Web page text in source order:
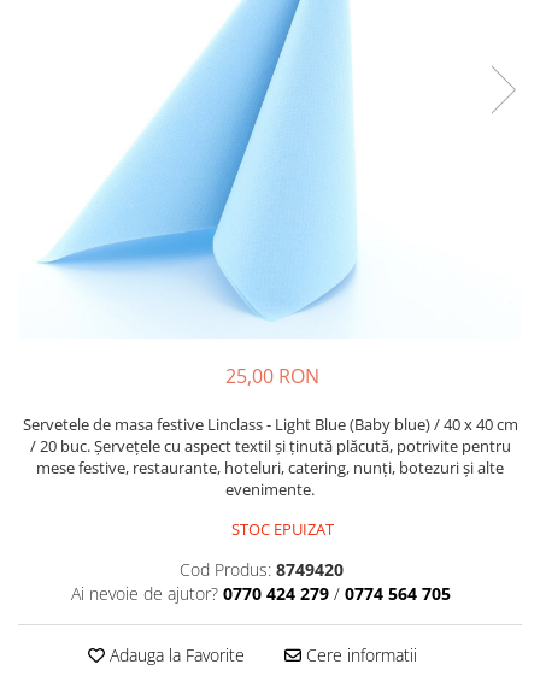
IARNA-CRACIUN-REVELION
DECOR NUNTA & LOGODNA
DECOR EVENIMENTE CORPORATE
DECOR ANIVERSARI COPII
DECOR PETRECERI
TEMATICA ROMANTICA
DECOR 1 & 8 MARTIE
DECOR ZIUA ROMANIEI
DECOR CRACIUN & REVELION
DECOR PRIMAVARA
25,00 RON
Servetele de masa festive Linclass - Light Blue (Baby blue) / 40 x 40 cm
/ 20 buc. Șervețele cu aspect textil și ținută plăcută, potrivite pentru
mese festive, restaurante, hoteluri, catering, nunți, botezuri și alte
evenimente.
STOC EPUIZAT
Cod Produs: 8749420
Ai nevoie de ajutor? 0770 424 279 / 0774 564 705
Adauga la Favorite Cere informatii